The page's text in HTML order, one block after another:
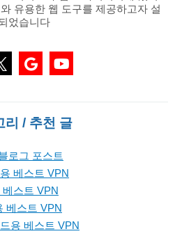
유용한 웹 도구를 제공하고자 설
었습니다
리 / 추천 글
로그 포스트
베스트 VPN
베스트 VPN
베스트 VPN
용 베스트 VPN